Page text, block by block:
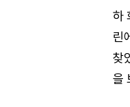
하
린
찾
을